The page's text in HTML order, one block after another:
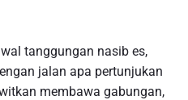
tanggungan nasib es,
jalan apa pertunjukan
membawa gabungan,